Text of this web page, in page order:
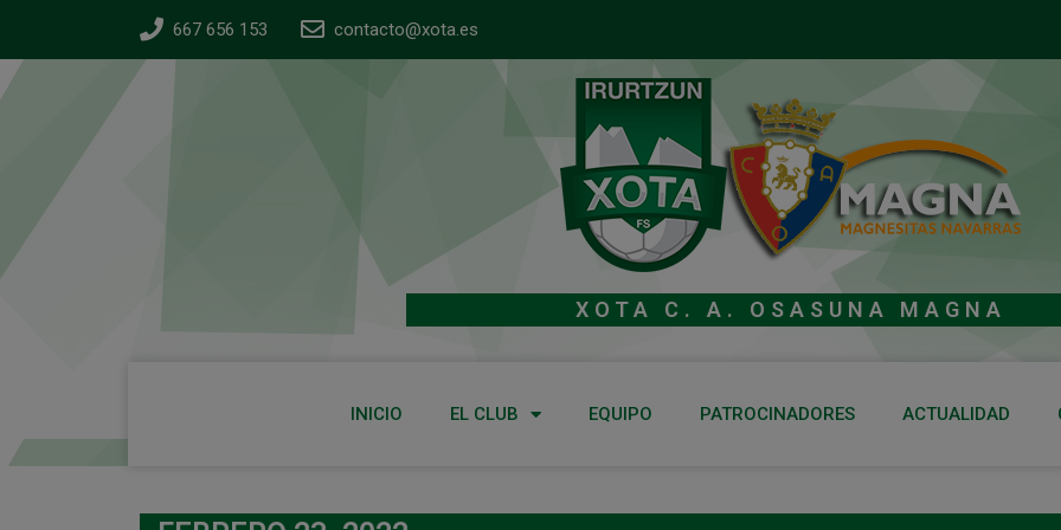
667 656 153 contacto@xota.es
XOTA C. A. OSASUNA MAGNA
INICIO EL CLUB EQUIPO PATROCINADORES ACTUALIDAD